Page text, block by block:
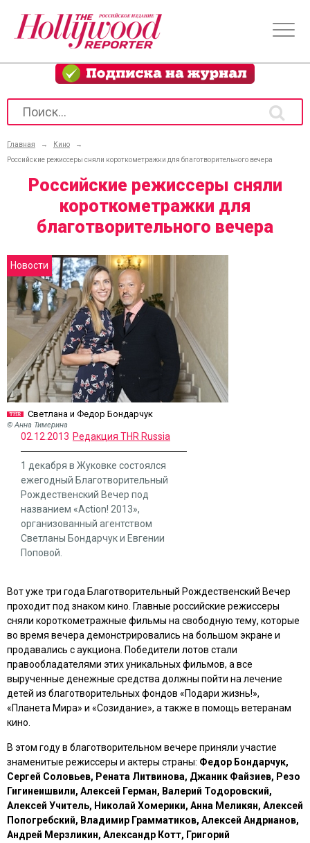
Главная → Кино
→
Российские режиссеры сняли короткометражки для благотворительного вечера
Российские режиссеры сняли
короткометражки для
благотворительного вечера
Новости
Светлана и Федор Бондарчук
© Анна Тимерина
02.12.2013 Редакция THR Russia
1 декабря в Жуковке состоялся
ежегодный Благотворительный
Рождественский Вечер под
названием «Action! 2013»,
организованный агентством
Светланы Бондарчук и Евгении
Поповой.
Вот уже три года Благотворительный Рождественский Вечер
проходит под знаком кино. Главные российские режиссеры
сняли короткометражные фильмы на свободную тему, которые
во время вечера демонстрировались на большом экране и
продавались с аукциона. Победители лотов стали
правообладателями этих уникальных фильмов, а все
вырученные денежные средства должны пойти на лечение
детей из благотворительных фондов «Подари жизнь!»,
«Планета Мира» и «Созидание», а также в помощь ветеранам
кино.
В этом году в благотворительном вечере приняли участие
знаменитые режиссеры и актеры страны: Федор Бондарчук,
Сергей Соловьев, Рената Литвинова, Джаник Файзиев, Резо
Гигинеишвили, Алексей Герман, Валерий Тодоровский,
Алексей Учитель, Николай Хомерики, Анна Меликян, Алексей
Попогребский, Владимир Грамматиков, Алексей Андрианов,
Андрей Мерзликин, Александр Котт, Григорий